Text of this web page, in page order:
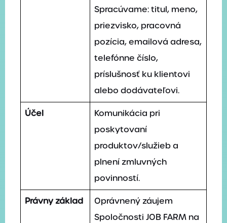
Spracúvame: titul, meno,
priezvisko, pracovná
pozícia, emailová adresa,
telefónne číslo,
príslušnosť ku klientovi
alebo dodávateľovi.
Účel
Komunikácia pri
poskytovaní
produktov/služieb a
plnení zmluvných
povinností.
Právny základ
Oprávnený záujem
Spoločnosti JOB FARM na